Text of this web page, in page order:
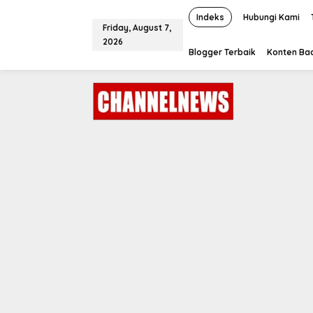
o
Friday, August 7,
2026
Indeks Hubungi Kami
Blogger Terbaik Konten